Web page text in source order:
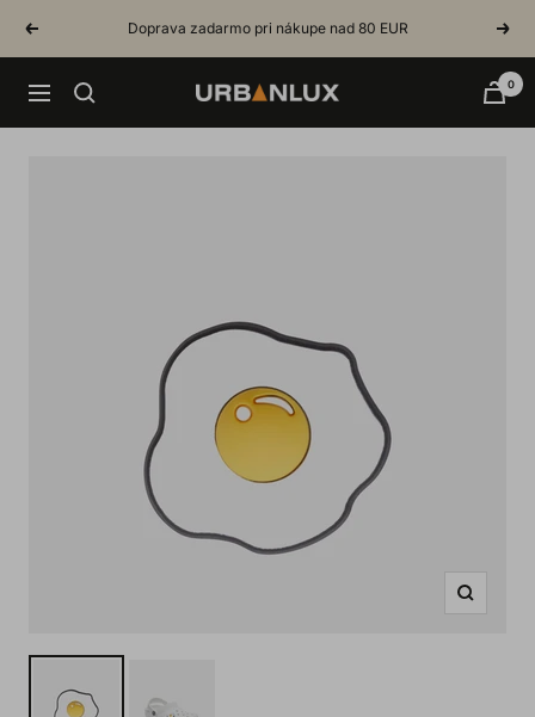
Previous Doprava zadarmo pri nákupe nad 80 EUR Next
Navigation Urbanlux.sk
0
Zoom